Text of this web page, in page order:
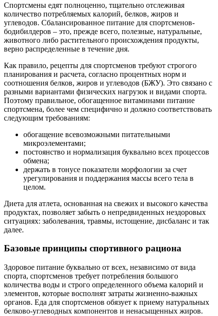
Спортсмены едят полноценно, тщательно отслеживая
количество потребляемых калорий, белков, жиров и
углеводов. Сбалансированное питание для спортсменов-
бодибилдеров – это, прежде всего, полезные, натуральные,
животного либо растительного происхождения продукты,
верно распределенные в течение дня.
Как правило, рецепты для спортсменов требуют строгого
планирования и расчета, согласно процентных норм и
соотношения белков, жиров и углеводов (БЖУ). Это связано с
разными вариантами физических нагрузок и видами спорта.
Поэтому правильное, обогащенное витаминами питание
спортсмена, более чем специфично и должно соответствовать
следующим требованиям:
обогащение всевозможными питательными
микроэлементами;
постоянство и нормализация буквально всех процессов
обмена;
держать в тонусе показатели морфологии за счет
урегулирования и поддержания массы всего тела в
целом.
Диета для атлета, основанная на свежих и высокого качества
продуктах, позволяет забыть о непредвиденных нездоровых
ситуациях: заболевания, травмы, истощение, дисбаланс и так
далее.
Базовые принципы спортивного рациона
Здоровое питание буквально от всех, независимо от вида
спорта, спортсменов требует потребления большого
количества воды и строго определенного объема калорий и
элементов, которые восполнят затраты жизненно-важных
органов. Еда для спортсменов обязует к приему натуральных
белково-углеводных компонентов и ненасыщенных жиров.